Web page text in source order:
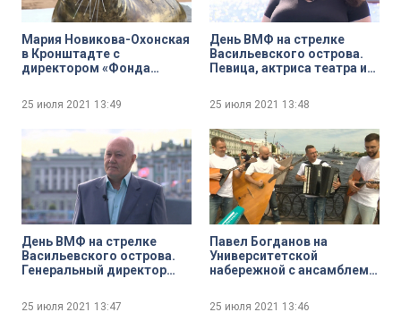
Мария Новикова-Охонская
в Кронштадте с
директором «Фонда
Вячеславом Алексеевым.
Открытие памятника
25 июля 2021 13:49
День ВМФ на стрелке
Васильевского острова.
Певица, актриса театра и
25 июля 2021 13:48
День ВМФ на стрелке
Васильевского острова.
Генеральный директор
организаций ветеранов
25 июля 2021 13:47
Павел Богданов на
Университетской
набережной с ансамблем
Бараковым
25 июля 2021 13:46